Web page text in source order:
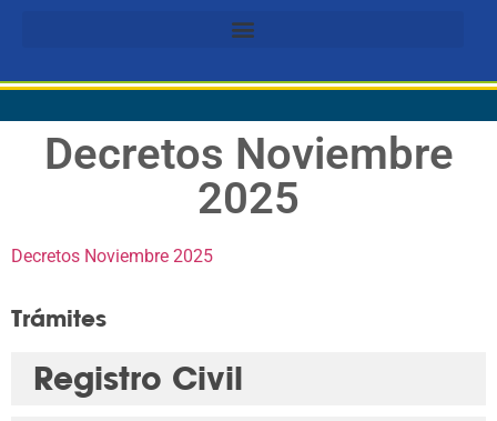
Decretos Noviembre
2025
Decretos Noviembre 2025
Trámites
Registro Civil